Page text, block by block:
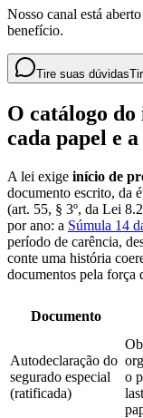
Nosso canal está
benefício.
Tire suas dúvidas
O catálogo
cada papel e
A lei exige início de
documento escrito, da
(art. 55, § 3º, da Lei
por ano: a Súmula 14
período de carência,
conte uma história
documentos pela força
Documento
Autodeclaração do
segurado especial
(ratificada)
o